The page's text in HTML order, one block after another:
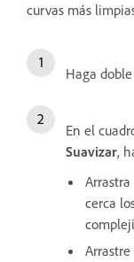
curvas más
Haga
En el
Suavizar,
cerca